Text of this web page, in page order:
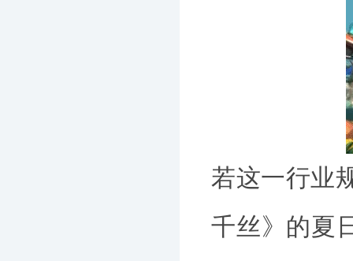
若这一行业
千丝》的夏